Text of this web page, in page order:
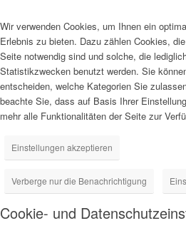
Wir verwenden Cookies, um Ihnen ein
Erlebnis zu bieten. Dazu zählen Cookies,
Seite notwendig sind und solche, die
Statistikzwecken benutzt werden. Sie
entscheiden, welche Kategorien Sie
beachte Sie, dass auf Basis Ihrer
mehr alle Funktionalitäten der Seite zur
Einstellungen akzeptieren
Verberge nur die Benachrichtigung
Cookie- und